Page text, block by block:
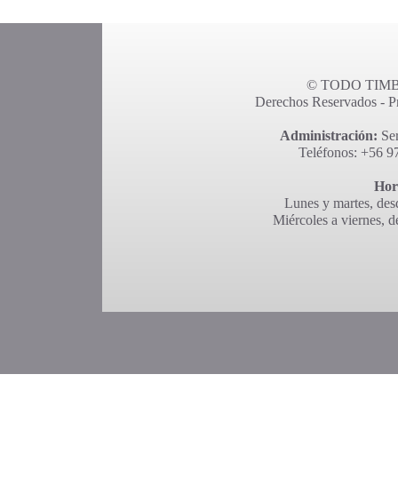
© TODO
Derechos Reservados -
Administración:
Teléfonos: +56
Lunes y martes,
Miércoles a viernes,